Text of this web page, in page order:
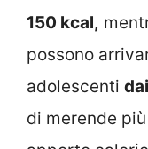
150 kcal,
possono
adolescenti
di merende